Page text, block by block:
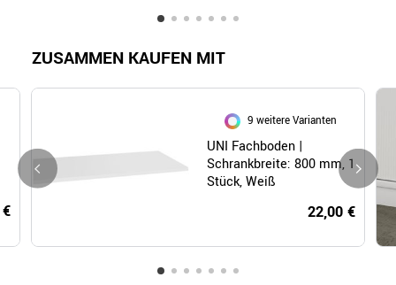
ZUSAMMEN KAUFEN MIT
9 weitere Varianten
UNI Fachboden |
Schrankbreite: 800 mm, 1
Stück, Weiß
22,00 €